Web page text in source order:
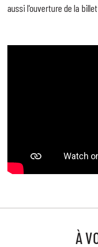
aussi l'ouverture de la
À